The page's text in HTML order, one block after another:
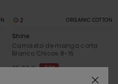
2 ORGANIC COTTON
Shine
Camiseta de manga corta
Blanco Chicos 8-16
25,00 € 63%